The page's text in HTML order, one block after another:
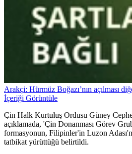
Arakçi: Hürmüz Boğazı’nın açılması
İçeriği Görüntüle
Çin Halk Kurtuluş Ordusu Güney
açıklamada, 'Çin Donanması Görev
formasyonun, Filipinler'in Luzon
tatbikat yürüttüğü belirtildi.